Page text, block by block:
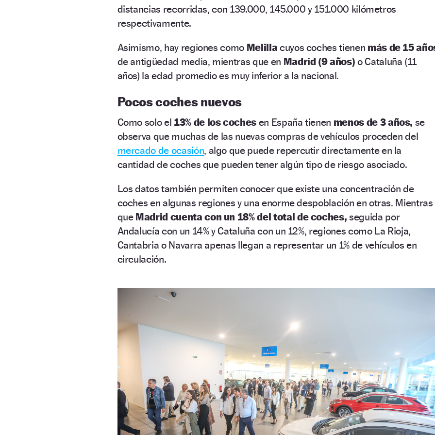
distancias recorridas, con 139.000, 145.000 y 151.000 kilómetros
respectivamente.
Asimismo, hay regiones como Melilla cuyos coches tienen más de 15
de antigüedad media, mientras que en Madrid (9 años) o Cataluña (11
años) la edad promedio es muy inferior a la nacional.
Pocos coches nuevos
Como solo el 13% de los coches en España tienen menos de 3 años, se
observa que muchas de las nuevas compras de vehículos proceden del
mercado de ocasión, algo que puede repercutir directamente en la
cantidad de coches que pueden tener algún tipo de riesgo asociado.
Los datos también permiten conocer que existe una concentración de
coches en algunas regiones y una enorme despoblación en otras. Mientras
que Madrid cuenta con un 18% del total de coches,seguida por
Andalucía con un 14% y Cataluña con un 12%, regiones como La Rioja,
Cantabria o Navarra apenas llegan a representar un 1% de vehículos en
circulación.